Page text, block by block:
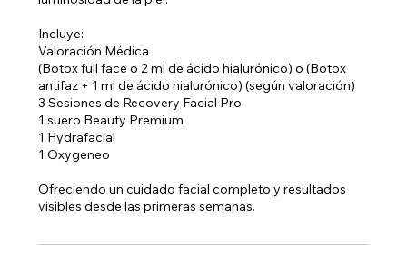
Incluye:
Valoración Médica
(Botox full face o 2 ml de ácido hialurónico) o (Botox
antifaz + 1 ml de ácido hialurónico) (según valoración)
3 Sesiones de Recovery Facial Pro
1 suero Beauty Premium
1 Hydrafacial
1 Oxygeneo
Ofreciendo un cuidado facial completo y resultados
visibles desde las primeras semanas.